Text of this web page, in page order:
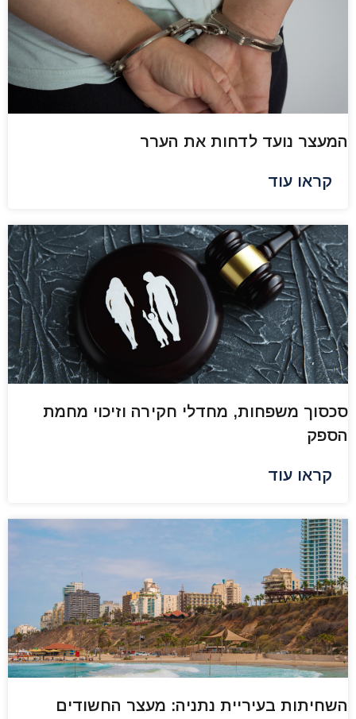
המעצר נועד לדחות את הערר
קראו עוד
סכסוך משפחות, מחדלי חקירה וזיכוי מחמת
הספק
קראו עוד
השחיתות בעיריית נתניה: מעצר החשודים